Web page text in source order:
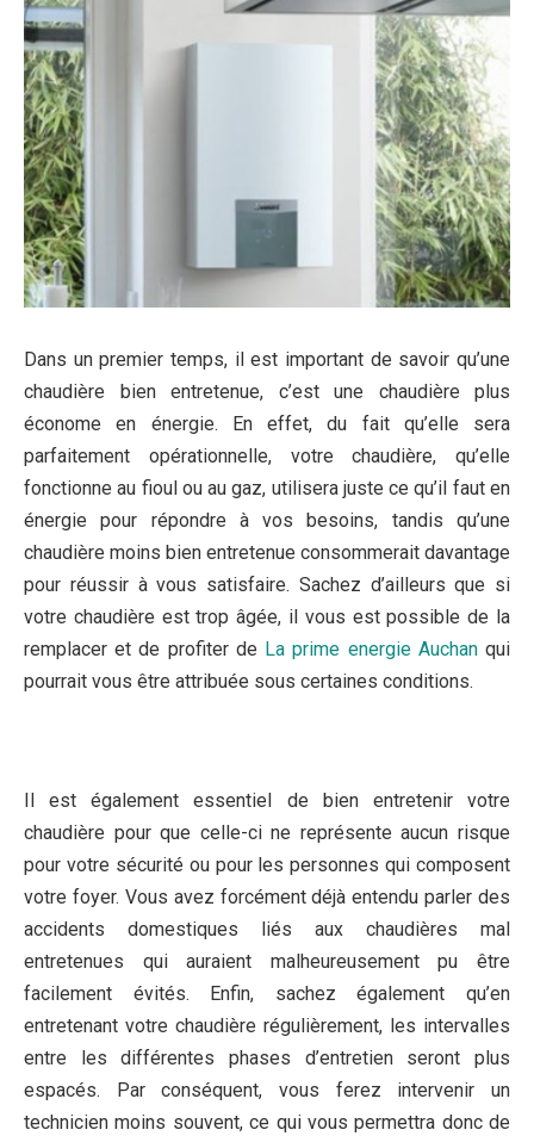
Dans un premier temps, il est important de savoir qu’une
chaudière bien entretenue, c’est une chaudière plus
économe en énergie. En effet, du fait qu’elle sera
parfaitement opérationnelle, votre chaudière, qu’elle
fonctionne au fioul ou au gaz, utilisera juste ce qu’il faut en
énergie pour répondre à vos besoins, tandis qu’une
chaudière moins bien entretenue consommerait davantage
pour réussir à vous satisfaire. Sachez d’ailleurs que si
votre chaudière est trop âgée, il vous est possible de la
remplacer et de profiter de La prime energie Auchanqui
pourrait vous être attribuée sous certaines conditions.
Il est également essentiel de bien entretenir votre
chaudière pour que celle-ci ne représente aucun risque
pour votre sécurité ou pour les personnes qui composent
votre foyer. Vous avez forcément déjà entendu parler des
accidents domestiques liés aux chaudières mal
entretenues qui auraient malheureusement pu être
facilement évités. Enfin, sachez également qu’en
entretenant votre chaudière régulièrement, les intervalles
entre les différentes phases d’entretien seront plus
espacés. Par conséquent, vous ferez intervenir un
technicien moins souvent, ce qui vous permettra donc de